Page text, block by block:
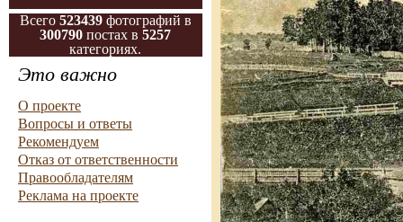
Всего 523439 фотографий в
300790 постах в5257
категориях.
Это важно
О проекте
Вопросы и ответы
Рекомендуем
Отказ от ответственности
Правообладателям
Реклама на проекте